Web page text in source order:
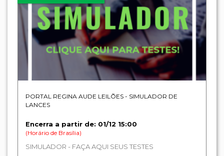
PORTAL REGINA AUDE LEILÕES - SIMULADOR DE
LANCES
Encerra a partir de: 01/12 15:00
(Horário de Brasília)
SIMULADOR - FAÇA AQUI SEUS TESTES